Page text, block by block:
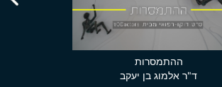
ההתמסרות
ד"ר אלמוג בן יעקב